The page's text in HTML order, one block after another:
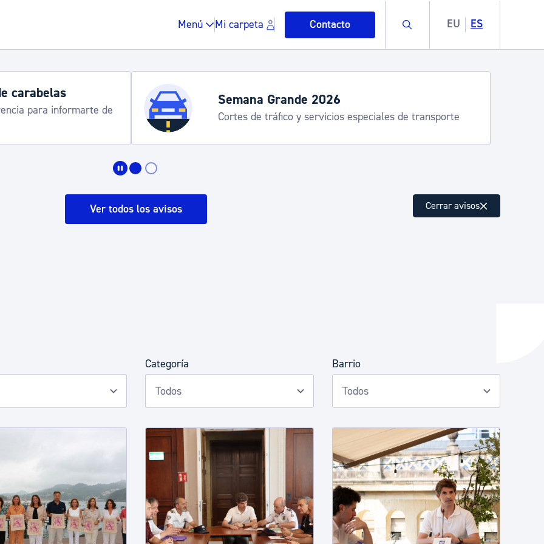
Menú Mi carpeta Contacto Buscar EU ES
Espacio público, residuos y medioambiente
Igualdad, Derechos Humanos y convivencia
Turismo
Horarios y servicios de verano
Udalinfo, Donostia Kirola, Donostia Kultura, San Telmo,
Urgull, Hondalea, Turismo
Ver todos los avisos Cerrar avisos
Categoría Barrio